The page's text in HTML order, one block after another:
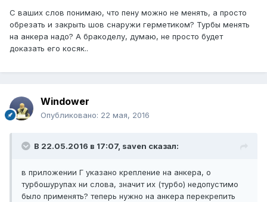
С ваших слов понимаю, что пену можно не менять, а просто
обрезать и закрыть шов снаружи герметиком? Турбы менять
на анкера надо? А бракоделу, думаю, не просто будет
доказать его косяк..
Windower
Опубликовано: 22 мая, 2016
В 22.05.2016 в 17:07, saven сказал:
в приложении Г указано крепление на анкера, о
турбошурупах ни слова, значит их (турбо) недопустимо
было применять? теперь нужно на анкера перекрепить